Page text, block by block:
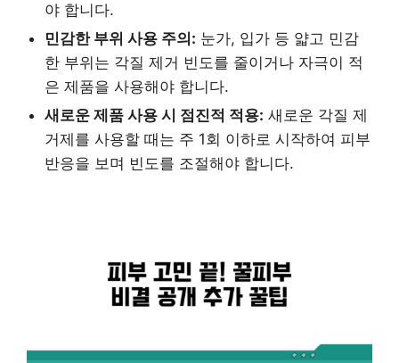
야 합니다.
민감한 부위 사용 주의: 눈가, 입가 등 얇고 민감
한 부위는 각질 제거 빈도를 줄이거나 자극이 적
은 제품을 사용해야 합니다.
새로운 제품 사용 시 점진적 적용: 새로운 각질 제
거제를 사용할 때는 주 1회 이하로 시작하여 피부
반응을 보며 빈도를 조절해야 합니다.